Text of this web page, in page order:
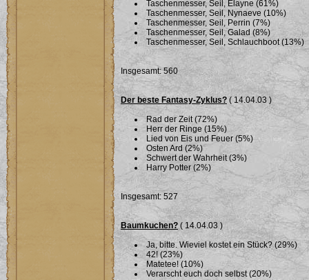
Taschenmesser, Seil, Elayne (61%)
Taschenmesser, Seil, Nynaeve (10%)
Taschenmesser, Seil, Perrin (7%)
Taschenmesser, Seil, Galad (8%)
Taschenmesser, Seil, Schlauchboot (13%)
Insgesamt: 560
Der beste Fantasy-Zyklus? ( 14.04.03 )
Rad der Zeit (72%)
Herr der Ringe (15%)
Lied von Eis und Feuer (5%)
Osten Ard (2%)
Schwert der Wahrheit (3%)
Harry Potter (2%)
Insgesamt: 527
Baumkuchen? ( 14.04.03 )
Ja, bitte. Wieviel kostet ein Stück? (29%)
42! (23%)
Matetee! (10%)
Verarscht euch doch selbst (20%)